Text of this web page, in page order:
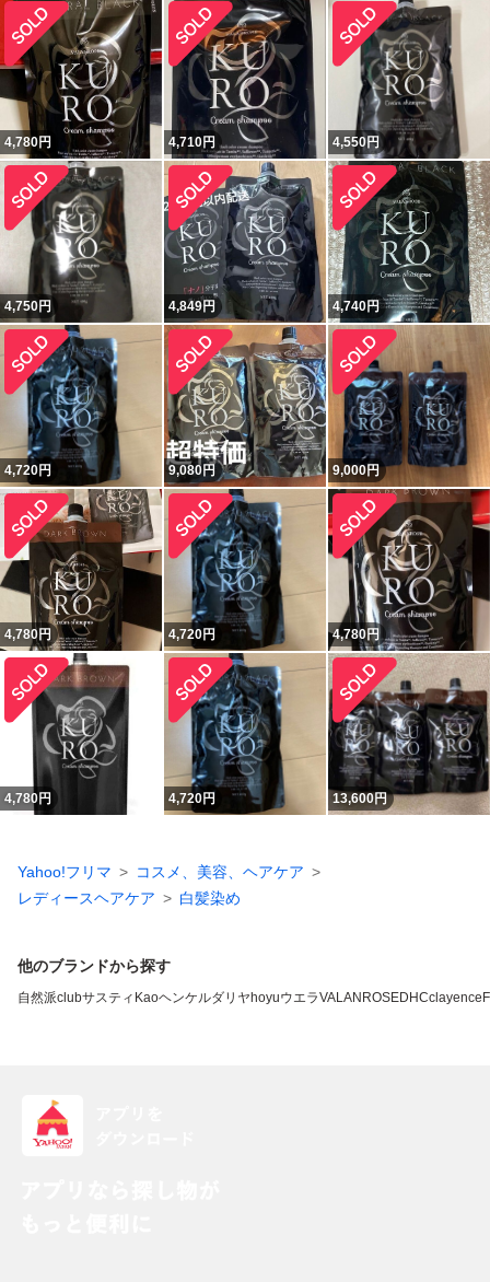
4,780円 4,710円 4,550円
4,750円 4,849円 4,740円
4,720円 9,080円 9,000円
4,780円 4,720円 4,780円
4,780円 4,720円 13,600円
Yahoo!フリマ
コスメ、美容、ヘアケア
レディースヘアケア
白髪染め
他のブランドから探す
自然派clubサスティ Kaoヘンケルダリヤ hoyuウエラVALANROSEDHCclayence